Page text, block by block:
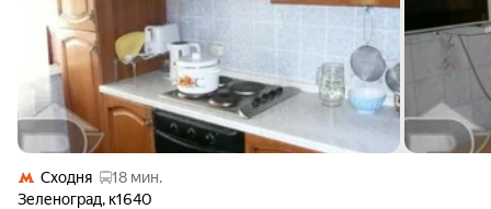
Сходня
18 мин.
Зеленоград, к1640